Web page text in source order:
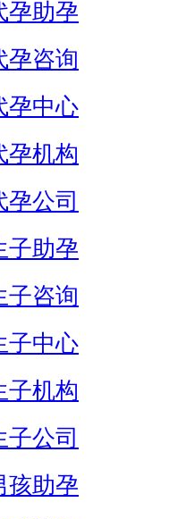
孕助孕
孕咨询
孕中心
孕机构
孕公司
子助孕
子咨询
子中心
子机构
公司
孩助孕